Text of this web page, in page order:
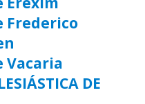
Frederico
Vacaria
DE